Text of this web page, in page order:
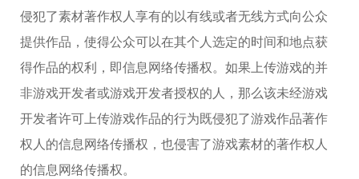
侵犯了素材著作权人享有的以有线或者无线方式向公众
提供作品，使得公众可以在其个人选定的时间和地点获
得作品的权利，即信息网络传播权。如果上传游戏的并
非游戏开发者或游戏开发者授权的人，那么该未经游戏
开发者许可上传游戏作品的行为既侵犯了游戏作品著作
权人的信息网络传播权，也侵害了游戏素材的著作权人
的信息网络传播权。